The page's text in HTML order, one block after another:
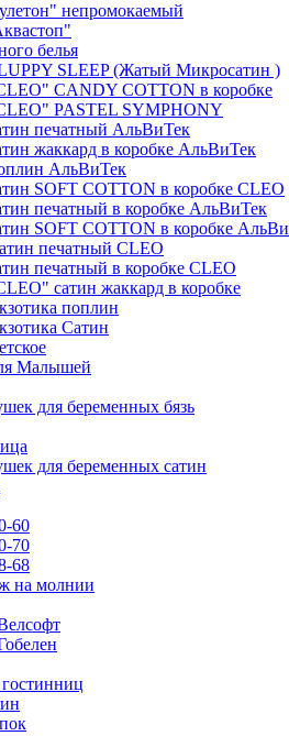
непромокаемый
белья
SLEEP (Жатый Микросатин )
CANDY COTTON в коробке
PASTEL SYMPHONY
печатный АльВиТек
жаккард в коробке АльВиТек
АльВиТек
SOFT COTTON в коробке CLEO
печатный в коробке АльВиТек
SOFT COTTON в коробке
печатный CLEO
печатный в коробке CLEO
сатин жаккард в коробке
поплин
Сатин
Малышей
для беременных бязь
для беременных сатин
60
70
68
на молнии